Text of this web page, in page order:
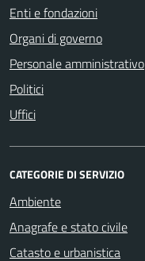
Enti e fondazioni
Organi di governo
Personale amministrativo
Politici
Uffici
CATEGORIE DI SERVIZIO
Ambiente
Anagrafe e stato civile
Catasto e urbanistica